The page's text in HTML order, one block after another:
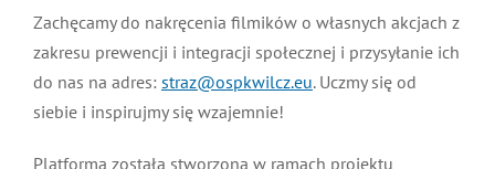
Projekty
100-lecie
Zachęcamy do nakręcenia filmików o własnych akcjach z
zakresu prewencji i integracji społecznej i przysyłanie ich
do nas na adres: straz@ospkwilcz.eu. Uczmy się od
siebie i inspirujmy się wzajemnie!
Platforma została stworzona w ramach projektu